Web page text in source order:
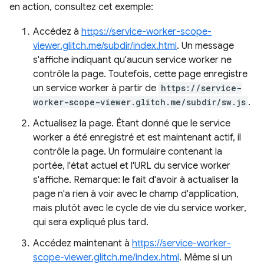
en action, consultez cet exemple:
Accédez à https://service-worker-scope-
viewer.glitch.me/subdir/index.html. Un message
s'affiche indiquant qu'aucun service worker ne
contrôle la page. Toutefois, cette page enregistre
un service worker à partir de https://service-
worker-scope-viewer.glitch.me/subdir/sw.js .
Actualisez la page. Étant donné que le service
worker a été enregistré et est maintenant actif, il
contrôle la page. Un formulaire contenant la
portée, l'état actuel et l'URL du service worker
s'affiche. Remarque: le fait d'avoir à actualiser la
page n'a rien à voir avec le champ d'application,
mais plutôt avec le cycle de vie du service worker,
qui sera expliqué plus tard.
Accédez maintenant à https://service-worker-
scope-viewer.glitch.me/index.html. Même si un